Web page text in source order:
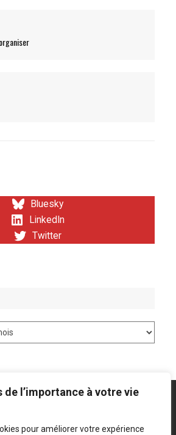
de l’importance à votre vie
pour améliorer votre expérience
Bluesky
LinkedIn
Twitter